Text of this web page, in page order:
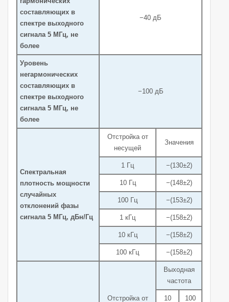
составляющих в
спектре выходного
сигнала 5 МГц, не
более
−40 дБ
Уровень
негармонических
составляющих в
спектре выходного
сигнала 5 МГц, не
более
−100 дБ
Спектральная
плотность мощности
случайных
отклонений фазы
сигнала 5 МГц, дБн/Гц
Отстройка от
несущей
Значения
1 Гц −(130±2)
10 Гц −(148±2)
100 Гц −(153±2)
1 кГц −(158±2)
10 кГц −(158±2)
100 кГц −(158±2)
Отстройка от
Выходная
частота
10
100